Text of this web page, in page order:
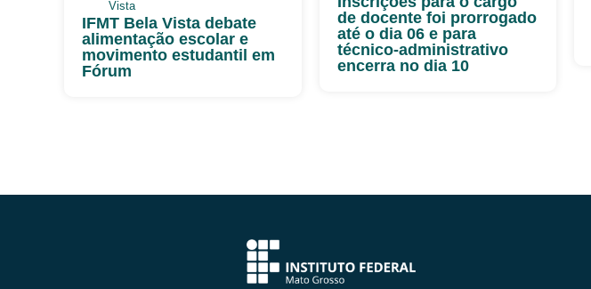
Vista
IFMT Bela Vista debate
alimentação escolar e
movimento estudantil em
Fórum
de docente foi prorrogado
até o dia 06 e para
técnico-administrativo
encerra no dia 10